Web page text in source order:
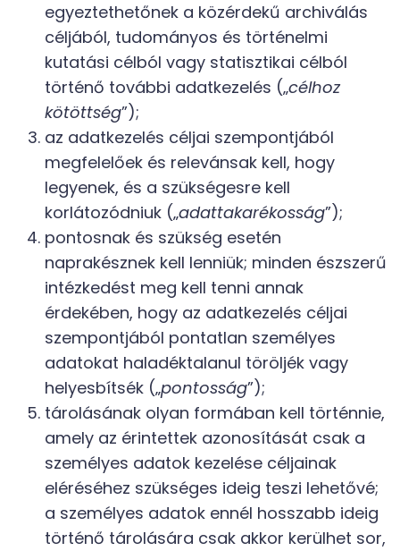
egyeztethetőnek a közérdekű archiválás
céljából, tudományos és történelmi
kutatási célból vagy statisztikai célból
történő további adatkezelés („célhoz
kötöttség”);
az adatkezelés céljai szempontjából
megfelelőek és relevánsak kell, hogy
legyenek, és a szükségesre kell
korlátozódniuk („adattakarékosság”);
pontosnak és szükség esetén
naprakésznek kell lenniük; minden észszerű
intézkedést meg kell tenni annak
érdekében, hogy az adatkezelés céljai
szempontjából pontatlan személyes
adatokat haladéktalanul töröljék vagy
helyesbítsék („pontosság”);
tárolásának olyan formában kell történnie,
amely az érintettek azonosítását csak a
személyes adatok kezelése céljainak
eléréséhez szükséges ideig teszi lehetővé;
a személyes adatok ennél hosszabb ideig
történő tárolására csak akkor kerülhet sor,